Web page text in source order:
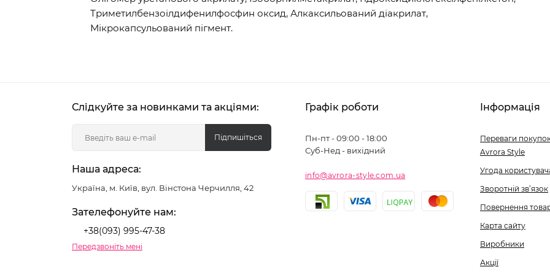
Триметилбензоілдифенилфосфин оксид, Алкаксильований діакрилат,
Мікрокапсульований пігмент.
Слідкуйте за новинками та акціями:
Підпишіться
Наша адреса:
Україна, м. Київ, вул. Вінстона Черчилля, 42
Зателефонуйте нам:
+38(093) 995-47-38
Передзвоніть мені
Графік роботи
Пн-пт - 09:00 - 18:00
Суб-Нед - вихідний
info@avrora-style.com.ua
Інформація
Переваги
Avrora Style
Угода
Зворотній зв’язок
Повернення
Карта сайту
Виробники
Акції